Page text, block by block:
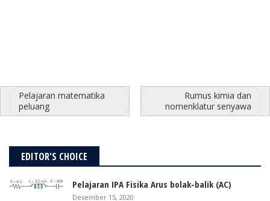
Pelajaran matematika
peluang
Rumus kimia dan
nomenklatur senyawa
EDITOR'S CHOICE
Pelajaran IPA Fisika Arus bolak-balik (AC)
Desember 15, 2020